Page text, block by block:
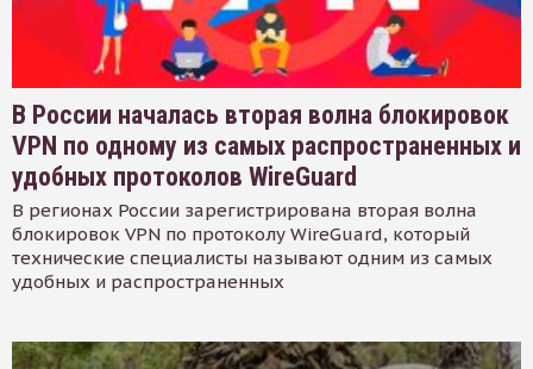
В России началась вторая волна блокировок
VPN по одному из самых распространенных и
удобных протоколов WireGuard
В регионах России зарегистрирована вторая волна
блокировок VPN по протоколу WireGuard, который
технические специалисты называют одним из самых
удобных и распространенных